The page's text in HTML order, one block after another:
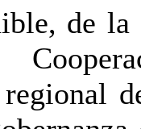
de